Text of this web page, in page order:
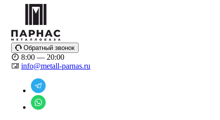
Обратный звонок
8:00 — 20:00
info@metall-parnas.ru